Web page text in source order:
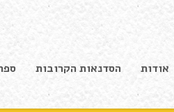
אודות הסדנאות הקרובות